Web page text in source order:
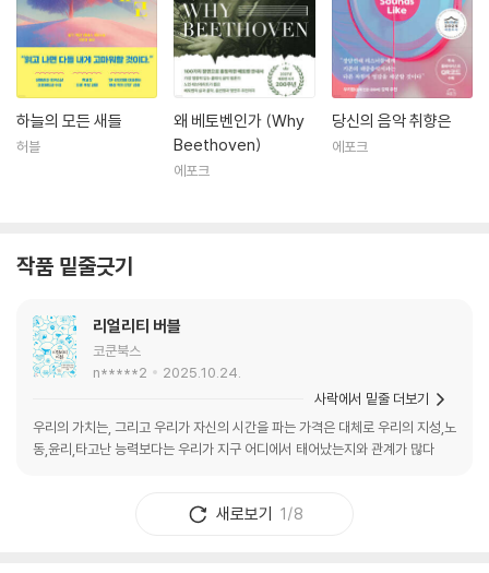
하늘의 모든 새들
허블
왜 베토벤인가 (Why
Beethoven)
에포크
당신의 음악 취향은
에포크
작품 밑줄긋기
리얼리티 버블
코쿤북스
n*****2
2025.10.24.
우리의 가치는, 그리고 우리가 자신의 시간을 파는 가격은 대체로 우리의 지성,노
동,윤리,타고난 능력보다는 우리가 지구 어디에서 태어났는지와 관계가 많다
사락에서 밑줄 더보기
새로보기 1/8